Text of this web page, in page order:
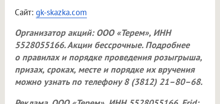
Сайт: gk-skazka.com
Организатор акций: ООО «Терем», ИНН
5528055166. Акции бессрочные. Подробнее
о правилах и порядке проведения розыгрыша,
призах, сроках, месте и порядке их вручения
можно узнать по телефону 8 (3812) 21–80–68.